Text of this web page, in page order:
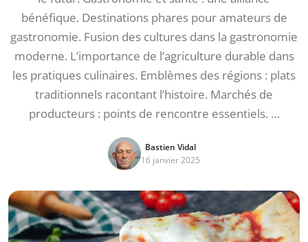
bénéfique. Destinations phares pour amateurs de
gastronomie. Fusion des cultures dans la gastronomie
moderne. L’importance de l’agriculture durable dans
les pratiques culinaires. Emblèmes des régions : plats
traditionnels racontant l’histoire. Marchés de
producteurs : points de rencontre essentiels. …
Bastien Vidal
16 janvier 2025